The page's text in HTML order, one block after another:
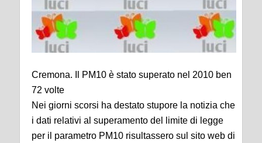
Cremona. Il PM10 è stato superato nel 2010 ben
72 volte
Nei giorni scorsi ha destato stupore la notizia che
i dati relativi al superamento del limite di legge
per il parametro PM10 risultassero sul sito web di